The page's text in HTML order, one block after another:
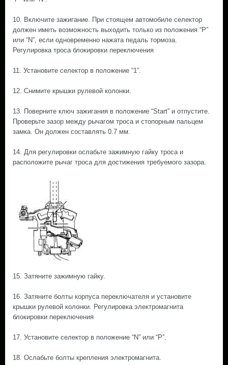
10. Включите зажигание. При стоящем автомобиле селектор
должен иметь возможность выходить только из положения “Р”
или “N”, если одновременно нажата педаль тормоза.
Регулировка троса блокировки переключения
11. Установите селектор в положение “1”.
12. Снимите крышки рулевой колонки.
13. Поверните ключ зажигания в положение “Start” и отпустите.
Проверьте зазор между рычагом троса и стопорным пальцем
замка. Он должен составлять 0.7 мм.
14. Для регулировки ослабьте зажимную гайку троса и
расположите рычаг троса для достижения требуемого зазора.
15. Затяните зажимную гайку.
16. Затяните болты корпуса переключателя и установите
крышки рулевой колонки. Регулировка электромагнита
блокировки переключения
17. Установите селектор в положение “N” или “Р”.
18. Ослабьте болты крепления электромагнита.